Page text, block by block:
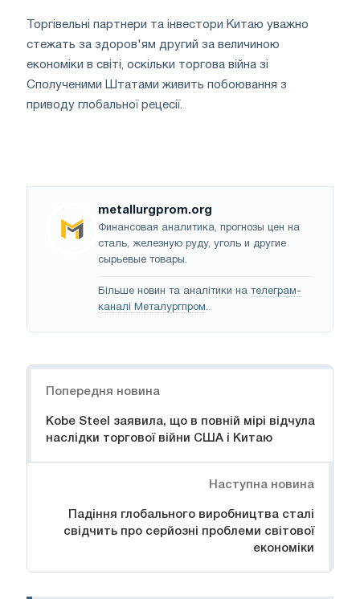
Торгівельні партнери та інвестори Китаю уважно
стежать за здоров'ям другий за величиною
економіки в світі, оскільки торгова війна зі
Сполученими Штатами живить побоювання з
приводу глобальної рецесії.
metallurgprom.org
Финансовая аналитика, прогнозы цен на
сталь, железную руду, уголь и другие
сырьевые товары.
Більше новин та аналітики на телеграм-
каналі Металургпром.
Попередня новина
Kobe Steel заявила, що в повній мірі відчула
наслідки торгової війни США і Китаю
Наступна новина
Падіння глобального виробництва сталі
свідчить про серйозні проблеми світової
економіки